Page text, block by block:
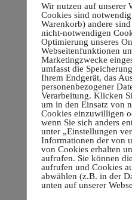
Wir nutzen auf unserer
Cookies sind
Warenkorb) andere
nicht-notwendigen
Optimierung unseres
Webseitenfunktionen
Marketingzwecke
umfasst die
Ihrem Endgerät, das
personenbezogener
Verarbeitung. Klicken
um in den Einsatz von
Cookies einzuwilligen
wenn Sie sich anders
unter „Einstellungen
Informationen der von
von Cookies erhalten
aufrufen. Sie können
aufrufen und Cookies
abwählen (z.B. in der
unten auf unserer